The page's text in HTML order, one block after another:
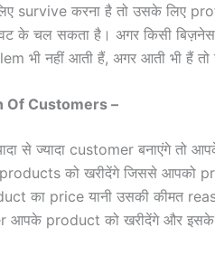
survive करना है तो उसके लिए
के चल सकता है। अगर किसी बिज़नेस
भी नहीं आती हैं, अगर आती भी हैं तो
Of Customers –
से ज्यादा customer बनाएंगे तो
को खरीदेंगे जिससे आपको
का price यानी उसकी कीमत
आपके product को खरीदेंगे और इसके